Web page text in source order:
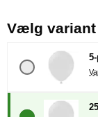
Vælg variant